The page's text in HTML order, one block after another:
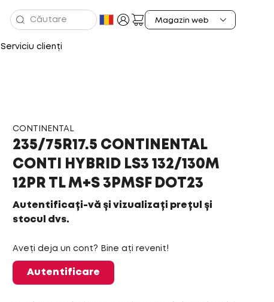
Serviciu clienți
CONTINENTAL
235/75R17.5 CONTINENTAL
CONTI HYBRID LS3 132/130M
12PR TL M+S 3PMSF DOT23
Autentificați-vă și vizualizați prețul și
stocul dvs.
Aveți deja un cont? Bine ați revenit!
Autentificare